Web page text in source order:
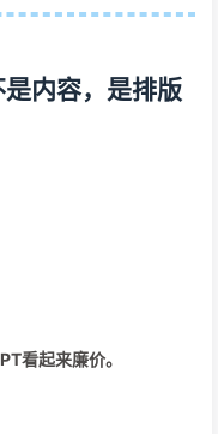
内容，是排版
看起来廉价。